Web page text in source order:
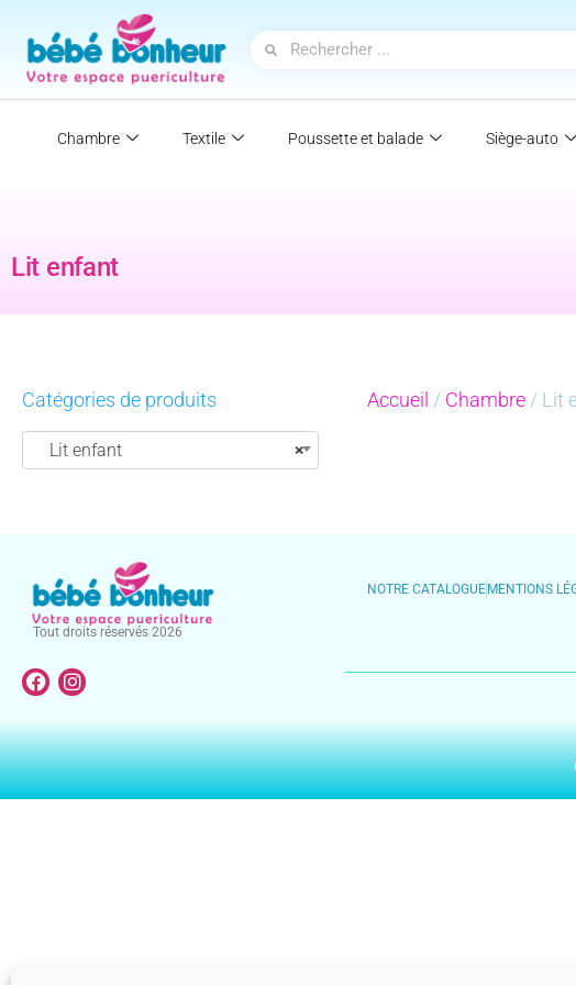
Chambre Textile Poussette et balade Siège-auto
Lit enfant
Catégories de produits
×
Lit enfant
Accueil / Chambre / Lit
Tout droits réservés 2026
NOTRE CATALOGUE MENTIONS